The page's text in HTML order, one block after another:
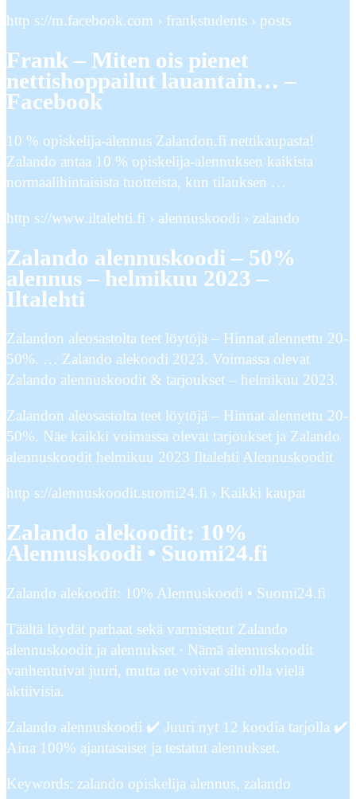
http s://m.facebook.com › frankstudents › posts
Frank – Miten ois pienet
nettishoppailut lauantain… –
Facebook
10 % opiskelija-alennus Zalandon.fi nettikaupasta!
Zalando antaa 10 % opiskelija-alennuksen kaikista
normaalihintaisista tuotteista, kun tilauksen …
http s://www.iltalehti.fi › alennuskoodi › zalando
Zalando alennuskoodi – 50%
alennus – helmikuu 2023 –
Iltalehti
Zalandon aleosastolta teet löytöjä – Hinnat alennettu 20-
50%. … Zalando alekoodi 2023. Voimassa olevat
Zalando alennuskoodit & tarjoukset – helmikuu 2023.
Zalandon aleosastolta teet löytöjä – Hinnat alennettu 20-
50%. Näe kaikki voimassa olevat tarjoukset ja Zalando
alennuskoodit helmikuu 2023 Iltalehti Alennuskoodit
http s://alennuskoodit.suomi24.fi › Kaikki kaupat
Zalando alekoodit: 10%
Alennuskoodi • Suomi24.fi
Zalando alekoodit: 10% Alennuskoodi • Suomi24.fi
Täältä löydät parhaat sekä varmistetut Zalando
alennuskoodit ja alennukset · Nämä alennuskoodit
vanhentuivat juuri, mutta ne voivat silti olla vielä
aktiivisia.
Zalando alennuskoodi ✔️ Juuri nyt 12 koodia tarjolla ✔️
Aina 100% ajantasaiset ja testatut alennukset.
Keywords: zalando opiskelija alennus, zalando